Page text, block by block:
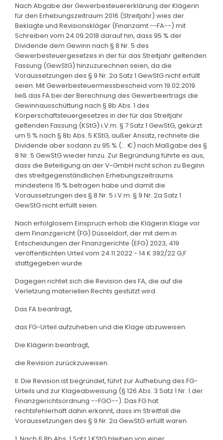
Nach Abgabe der Gewerbesteuererklärung der Klägerin
für den Erhebungszeitraum 2016 (Streitjahr) wies der
Beklagte und Revisionskläger (Finanzamt --FA--) mit
Schreiben vom 24.09.2018 darauf hin, dass 95 % der
Dividende dem Gewinn nach § 8 Nr. 5 des
Gewerbesteuergesetzes in der für das Streitjahr geltenden
Fassung (GewStG) hinzuzurechnen seien, da die
Voraussetzungen des § 9 Nr. 2a Satz 1 GewStG nicht erfüllt
seien. Mit Gewerbesteuermessbescheid vom 19.02.2019
ließ das FA bei der Berechnung des Gewerbeertrags die
Gewinnausschüttung nach § 8b Abs. 1 des
Körperschaftsteuergesetzes in der für das Streitjahr
geltenden Fassung (KStG) i.V.m. § 7 Satz 1 GewStG, gekürzt
um 5 % nach § 8b Abs. 5 KStG, außer Ansatz, rechnete die
Dividende aber sodann zu 95 % (... €) nach Maßgabe des §
8 Nr. 5 GewStG wieder hinzu. Zur Begründung führte es aus,
dass die Beteiligung an der V-GmbH nicht schon zu Beginn
des streitgegenständlichen Erhebungszeitraums
mindestens 15 % betragen habe und damit die
Voraussetzungen des § 8 Nr. 5 i.V.m. § 9 Nr. 2a Satz 1
GewStG nicht erfüllt seien.
Nach erfolglosem Einspruch erhob die Klägerin Klage vor
dem Finanzgericht (FG) Düsseldorf, der mit dem in
Entscheidungen der Finanzgerichte (EFG) 2023, 419
veröffentlichten Urteil vom 24.11.2022 - 14 K 392/22 G,F
stattgegeben wurde.
Dagegen richtet sich die Revision des FA, die auf die
Verletzung materiellen Rechts gestützt wird.
Das FA beantragt,
das FG-Urteil aufzuheben und die Klage abzuweisen.
Die Klägerin beantragt,
die Revision zurückzuweisen.
II. Die Revision ist begründet, führt zur Aufhebung des FG-
Urteils und zur Klageabweisung (§ 126 Abs. 3 Satz 1 Nr. 1 der
Finanzgerichtsordnung --FGO--). Das FG hat
rechtsfehlerhaft dahin erkannt, dass im Streitfall die
Voraussetzungen des § 9 Nr. 2a GewStG erfüllt waren.